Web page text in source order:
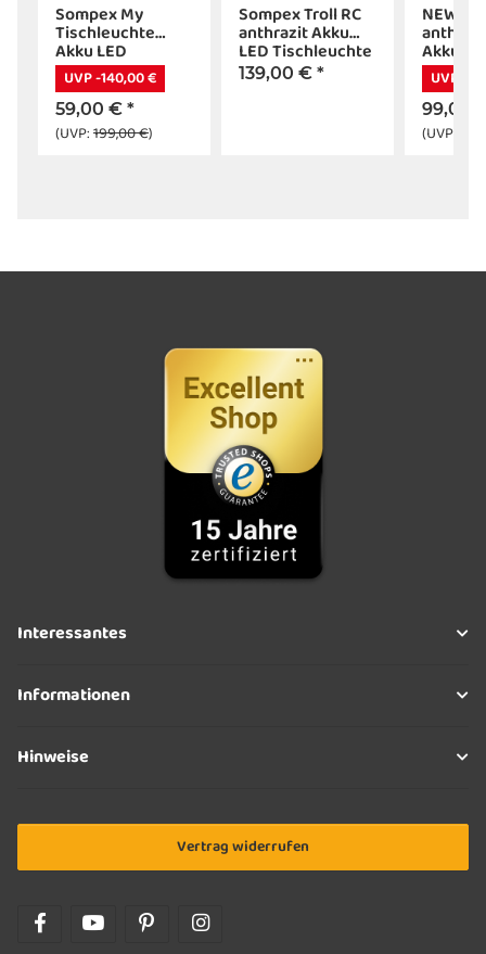
Sompex My
Tischleuchte
Akku LED
anthrazit
UVP -140,00 €
59,00 € *
(UVP:199,00 €)
Sompex Troll RC
anthrazit Akku
LED Tischleuchte
139,00 € * UVP -
99,00
(UVP:
Interessantes
Informationen
Hinweise
Vertrag widerrufen